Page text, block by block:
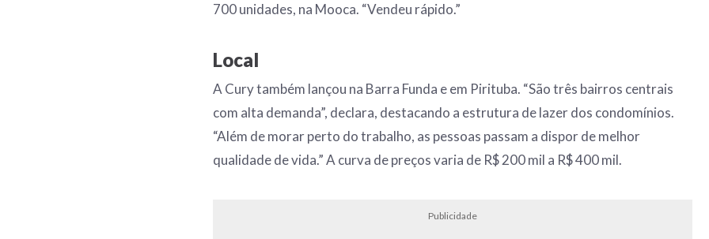
700 unidades, na Mooca. “Vendeu rápido.”
Local
A Cury também lançou na Barra Funda e em Pirituba. “São três bairros centrais
com alta demanda”, declara, destacando a estrutura de lazer dos condomínios.
“Além de morar perto do trabalho, as pessoas passam a dispor de melhor
qualidade de vida.” A curva de preços varia de R$ 200 mil a R$ 400 mil.
Publicidade